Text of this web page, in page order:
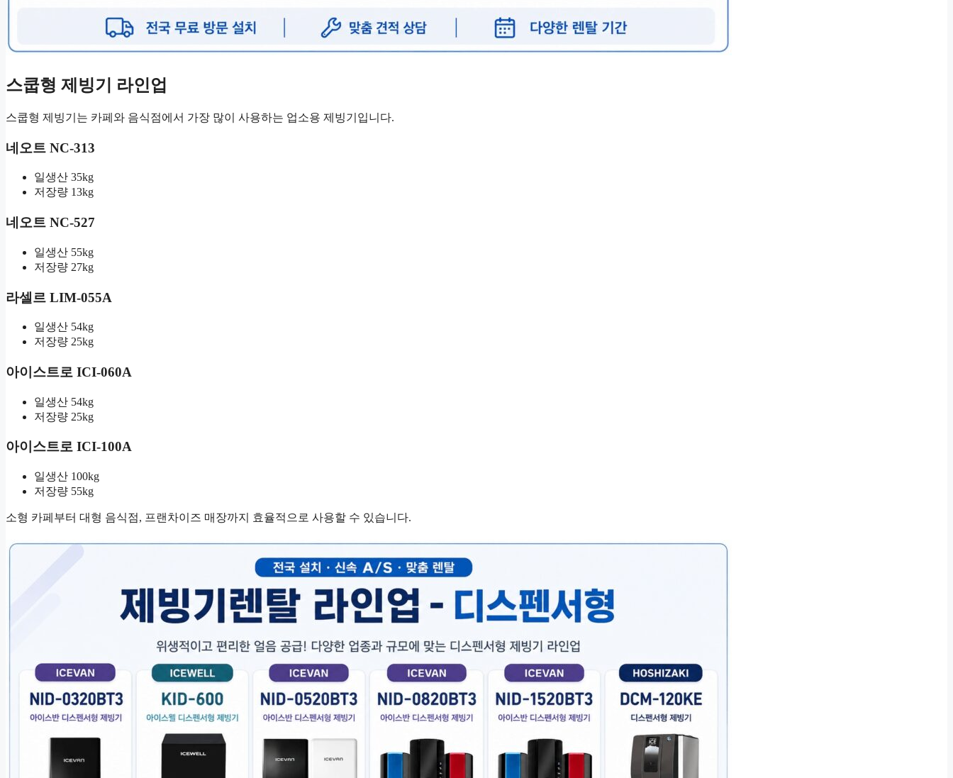
스쿱형 제빙기 라인업
스쿱형 제빙기는 카페와 음식점에서 가장 많이 사용하는 업소용 제빙기입니다.
네오트 NC-313
일생산 35kg
저장량 13kg
네오트 NC-527
일생산 55kg
저장량 27kg
라셀르 LIM-055A
일생산 54kg
저장량 25kg
아이스트로 ICI-060A
일생산 54kg
저장량 25kg
아이스트로 ICI-100A
일생산 100kg
저장량 55kg
소형 카페부터 대형 음식점, 프랜차이즈 매장까지 효율적으로 사용할 수 있습니다.